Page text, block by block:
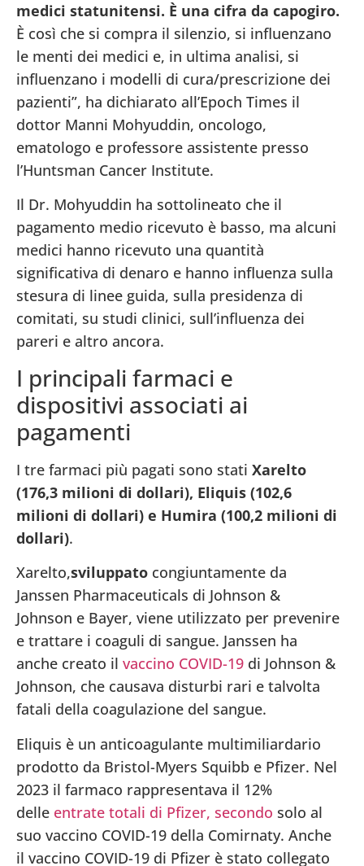
medici statunitensi. È una cifra da capogiro.
È così che si compra il silenzio, si influenzano
le menti dei medici e, in ultima analisi, si
influenzano i modelli di cura/prescrizione dei
pazienti”, ha dichiarato all’Epoch Times il
dottor Manni Mohyuddin, oncologo,
ematologo e professore assistente presso
l’Huntsman Cancer Institute.
Il Dr. Mohyuddin ha sottolineato che il
pagamento medio ricevuto è basso, ma alcuni
medici hanno ricevuto una quantità
significativa di denaro e hanno influenza sulla
stesura di linee guida, sulla presidenza di
comitati, su studi clinici, sull’influenza dei
pareri e altro ancora.
I principali farmaci e
dispositivi associati ai
pagamenti
I tre farmaci più pagati sono stati Xarelto
(176,3 milioni di dollari), Eliquis (102,6
milioni di dollari) e Humira (100,2 milioni di
dollari).
Xarelto,sviluppato congiuntamente da
Janssen Pharmaceuticals di Johnson &
Johnson e Bayer, viene utilizzato per prevenire
e trattare i coaguli di sangue. Janssen ha
anche creato il vaccino COVID-19 di Johnson &
Johnson, che causava disturbi rari e talvolta
fatali della coagulazione del sangue.
Eliquis è un anticoagulante multimiliardario
prodotto da Bristol-Myers Squibb e Pfizer. Nel
2023 il farmaco rappresentava il 12%
delle entrate totali di Pfizer, secondo solo al
suo vaccino COVID-19 della Comirnaty. Anche
il vaccino COVID-19 di Pfizer è stato collegato